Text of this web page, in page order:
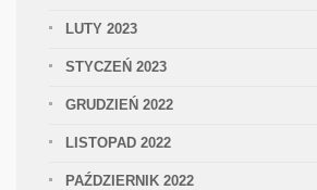
LUTY 2023
STYCZEŃ 2023
GRUDZIEŃ 2022
LISTOPAD 2022
PAŹDZIERNIK 2022